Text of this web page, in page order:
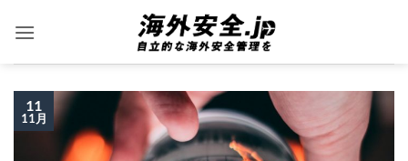
11
11月